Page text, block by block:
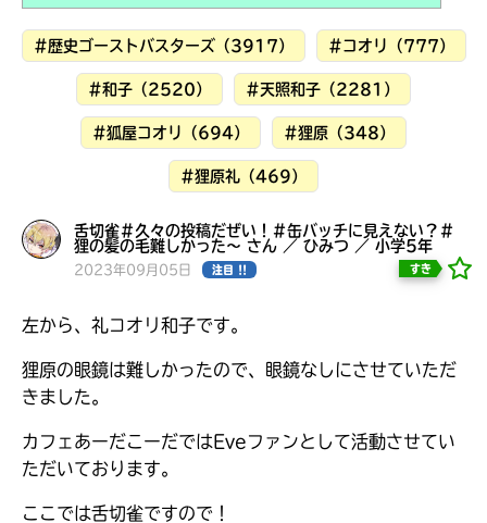
#歴史ゴーストバスターズ（3917） #コオリ（777）
#和子（2520） #天照和子（2281）
#狐屋コオリ（694） #狸原（348）
#狸原礼（469）
舌切雀＃久々の投稿だぜい！＃缶バッチに見えない？＃
狸の髪の毛難しかった〜 さん ／ ひみつ ／ 小学5年
2023年09月05日 注目 !! すき
左から、礼コオリ和子です。
狸原の眼鏡は難しかったので、眼鏡なしにさせていただ
きました。
カフェあーだこーだではEveファンとして活動させてい
ただいております。
ここでは舌切雀ですので！